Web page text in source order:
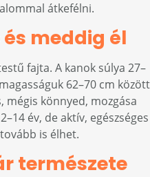
átkefélni.
meddig él
fajta. A kanok súlya 27–
62–70 cm között
mégis könnyed, mozgása
év, de aktív, egészséges
is élhet.
természete